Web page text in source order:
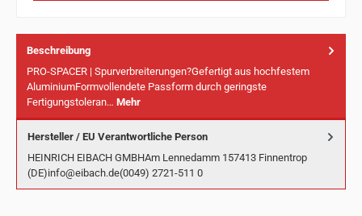
Beschreibung
PRO-SPACER | Spurverbreiterungen?Gefertigt aus hochfestem
AluminiumFormvollendete Passform durch geringste
Fertigungstoleran… Mehr
Hersteller / EU Verantwortliche Person
HEINRICH EIBACH GMBHAm Lennedamm 157413 Finnentrop
(DE)info@eibach.de(0049) 2721-511 0